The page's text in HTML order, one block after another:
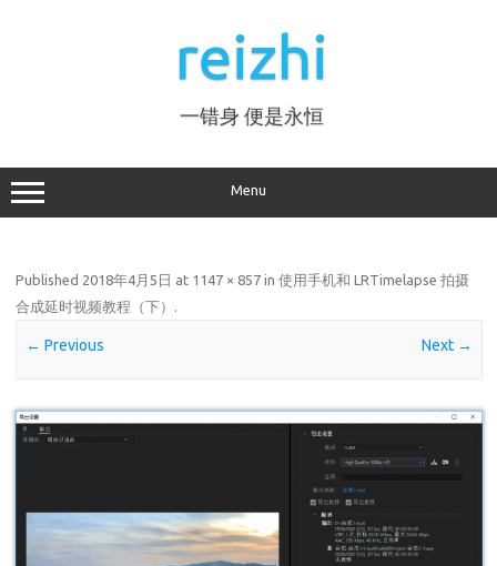
reizhi
一错身 便是永恒
Menu
Published 2018年4月5日 at 1147 × 857 in 使用手机和 LRTimelapse 拍摄
合成延时视频教程（下） .
← Previous Next →